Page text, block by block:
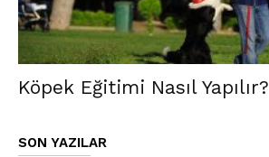
Köpek Eğitimi Nasıl Yapılır?
SON YAZILAR